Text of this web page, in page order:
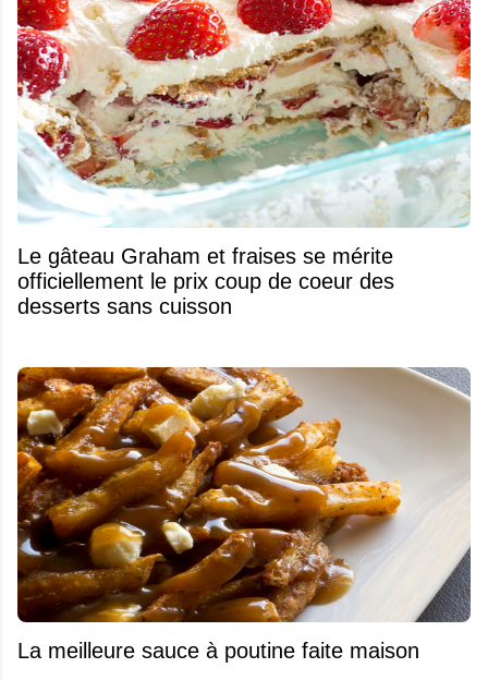
Le gâteau Graham et fraises se mérite
officiellement le prix coup de coeur des
desserts sans cuisson
La meilleure sauce à poutine faite maison